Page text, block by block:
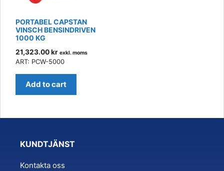
PORTABEL CAPSTAN
VINSCH BENSINDRIVEN
1000 KG
21,323.00kr exkl. moms
ART: PCW-5000
Add to cart
KUNDTJÄNST
Kontakta oss